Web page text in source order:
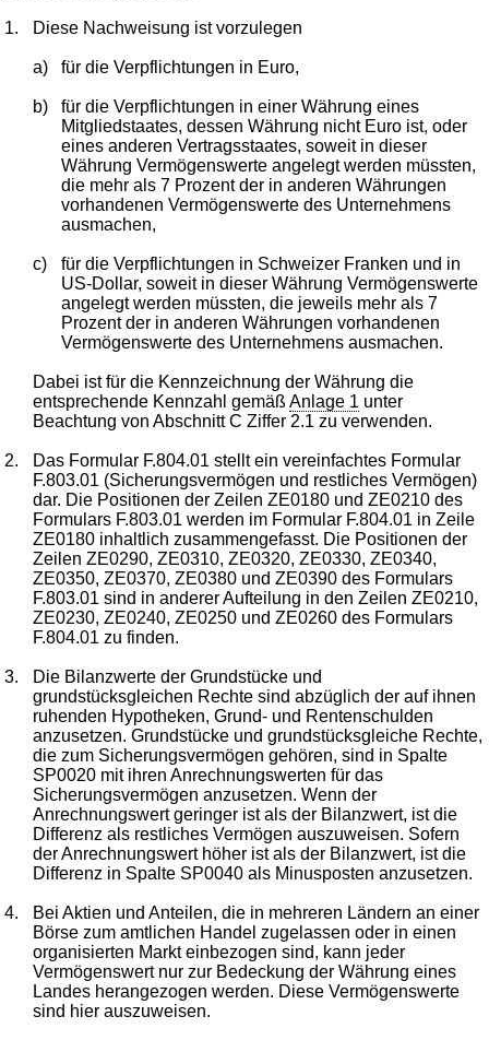
1. Diese Nachweisung ist vorzulegen
a) für die Verpflichtungen in Euro,
b)
für die Verpflichtungen in einer Währung eines
Mitgliedstaates, dessen Währung nicht Euro ist, oder
eines anderen Vertragsstaates, soweit in dieser
Währung Vermögenswerte angelegt werden müssten,
die mehr als 7 Prozent der in anderen Währungen
vorhandenen Vermögenswerte des Unternehmens
ausmachen,
c)
für die Verpflichtungen in Schweizer Franken und in
US-Dollar, soweit in dieser Währung Vermögenswerte
angelegt werden müssten, die jeweils mehr als 7
Prozent der in anderen Währungen vorhandenen
Vermögenswerte des Unternehmens ausmachen.
Dabei ist für die Kennzeichnung der Währung die
entsprechende Kennzahl gemäßAnlage 1 unter
Beachtung von Abschnitt C Ziffer 2.1 zu verwenden.
2.
Das Formular F.804.01 stellt ein vereinfachtes Formular
F.803.01 (Sicherungsvermögen und restliches Vermögen)
dar. Die Positionen der Zeilen ZE0180 und ZE0210 des
Formulars F.803.01 werden im Formular F.804.01 in Zeile
ZE0180 inhaltlich zusammengefasst. Die Positionen der
Zeilen ZE0290, ZE0310, ZE0320, ZE0330, ZE0340,
ZE0350, ZE0370, ZE0380 und ZE0390 des Formulars
F.803.01 sind in anderer Aufteilung in den Zeilen ZE0210,
ZE0230, ZE0240, ZE0250 und ZE0260 des Formulars
F.804.01 zu finden.
3.
Die Bilanzwerte der Grundstücke und
grundstücksgleichen Rechte sind abzüglich der auf ihnen
ruhenden Hypotheken, Grund- und Rentenschulden
anzusetzen. Grundstücke und grundstücksgleiche Rechte,
die zum Sicherungsvermögen gehören, sind in Spalte
SP0020 mit ihren Anrechnungswerten für das
Sicherungsvermögen anzusetzen. Wenn der
Anrechnungswert geringer ist als der Bilanzwert, ist die
Differenz als restliches Vermögen auszuweisen. Sofern
der Anrechnungswert höher ist als der Bilanzwert, ist die
Differenz in Spalte SP0040 als Minusposten anzusetzen.
4.
Bei Aktien und Anteilen, die in mehreren Ländern an einer
Börse zum amtlichen Handel zugelassen oder in einen
organisierten Markt einbezogen sind, kann jeder
Vermögenswert nur zur Bedeckung der Währung eines
Landes herangezogen werden. Diese Vermögenswerte
sind hier auszuweisen.